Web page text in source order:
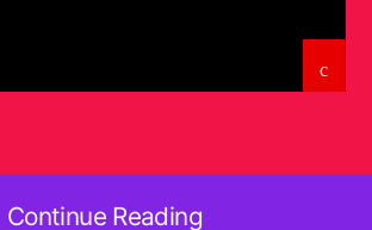
Continue Reading